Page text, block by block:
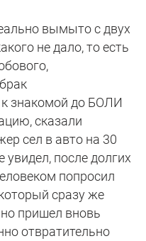
вымыто с двух
не дало, то есть
к знакомой до БОЛИ
сказали
сел в авто на 30
увидел, после долгих
попросил
сразу же
пришел вновь
отвратительно